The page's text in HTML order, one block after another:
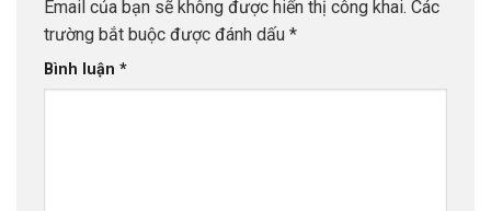
Email của bạn sẽ không được hiển thị công khai. Các
trường bắt buộc được đánh dấu *
Bình luận *